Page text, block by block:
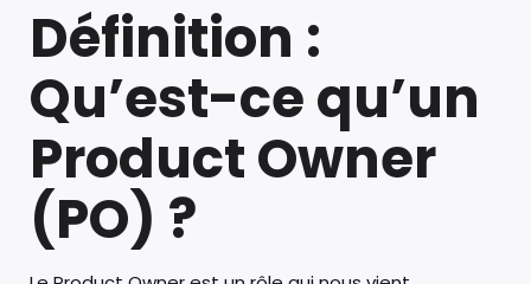
Définition :
Qu’est-ce qu’un
Product Owner
(PO) ?